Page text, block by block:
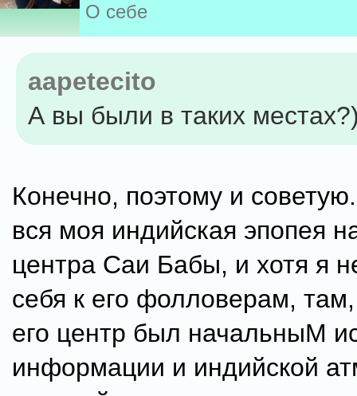
О себе
aapetecito
А вы были в таких
Конечно, поэтому и
вся моя индийская эпопея
центра Саи Бабы, и хотя я
себя к его фолловерам,
его центр был начальныM
информации и индийской